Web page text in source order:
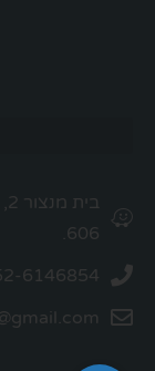
606.
6146854